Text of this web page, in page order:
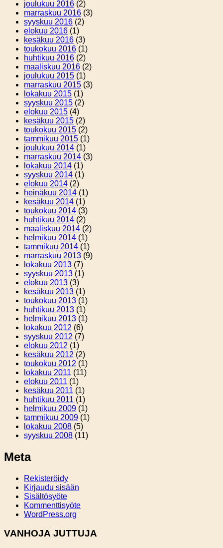
joulukuu 2016 (2)
marraskuu 2016 (3)
syyskuu 2016 (2)
elokuu 2016 (1)
kesäkuu 2016 (3)
toukokuu 2016 (1)
huhtikuu 2016 (2)
maaliskuu 2016 (2)
joulukuu 2015 (1)
marraskuu 2015 (3)
lokakuu 2015 (1)
syyskuu 2015 (2)
elokuu 2015 (4)
kesäkuu 2015 (2)
toukokuu 2015 (2)
tammikuu 2015 (1)
joulukuu 2014 (1)
marraskuu 2014 (3)
lokakuu 2014 (1)
syyskuu 2014 (1)
elokuu 2014 (2)
heinäkuu 2014 (1)
kesäkuu 2014 (1)
toukokuu 2014 (3)
huhtikuu 2014 (2)
maaliskuu 2014 (2)
helmikuu 2014 (1)
tammikuu 2014 (1)
marraskuu 2013 (9)
lokakuu 2013 (7)
syyskuu 2013 (1)
elokuu 2013 (3)
kesäkuu 2013 (1)
toukokuu 2013 (1)
huhtikuu 2013 (1)
helmikuu 2013 (1)
lokakuu 2012 (6)
syyskuu 2012 (7)
elokuu 2012 (1)
kesäkuu 2012 (2)
toukokuu 2012 (1)
lokakuu 2011 (11)
elokuu 2011 (1)
kesäkuu 2011 (1)
huhtikuu 2011 (1)
helmikuu 2009 (1)
tammikuu 2009 (1)
lokakuu 2008 (5)
syyskuu 2008 (11)
Meta
Rekisteröidy
Kirjaudu sisään
Sisältösyöte
Kommenttisyöte
WordPress.org
VANHOJA JUTTUJA